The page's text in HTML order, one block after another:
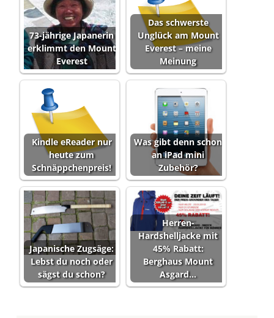
73-jährige Japanerin
erklimmt den Mount
Everest
Das schwerste
Unglück am Mount
Everest – meine
Meinung
Kindle eReader nur
heute zum
Schnäppchenpreis!
Was gibt denn schon
an iPad mini
Zubehör?
Japanische Zugsäge:
Lebst du noch oder
sägst du schon?
Herren-
Hardshelljacke mit
45% Rabatt:
Berghaus Mount
Asgard…